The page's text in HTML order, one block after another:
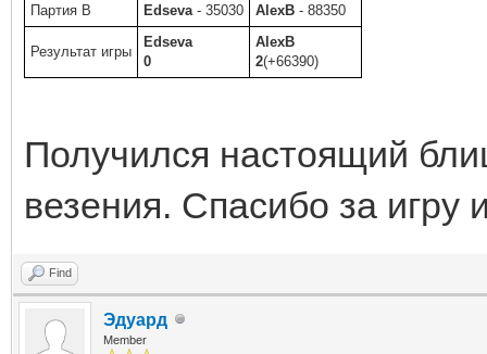
Партия B
Edseva - 35030 AlexB - 88350
Результат игры
Edseva
0
AlexB
2(+66390)
Получился настоящий
везения. Спасибо за игру
Find
Эдуард
Member